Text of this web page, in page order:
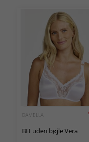
DAMELLA
BH uden bøjle Vera